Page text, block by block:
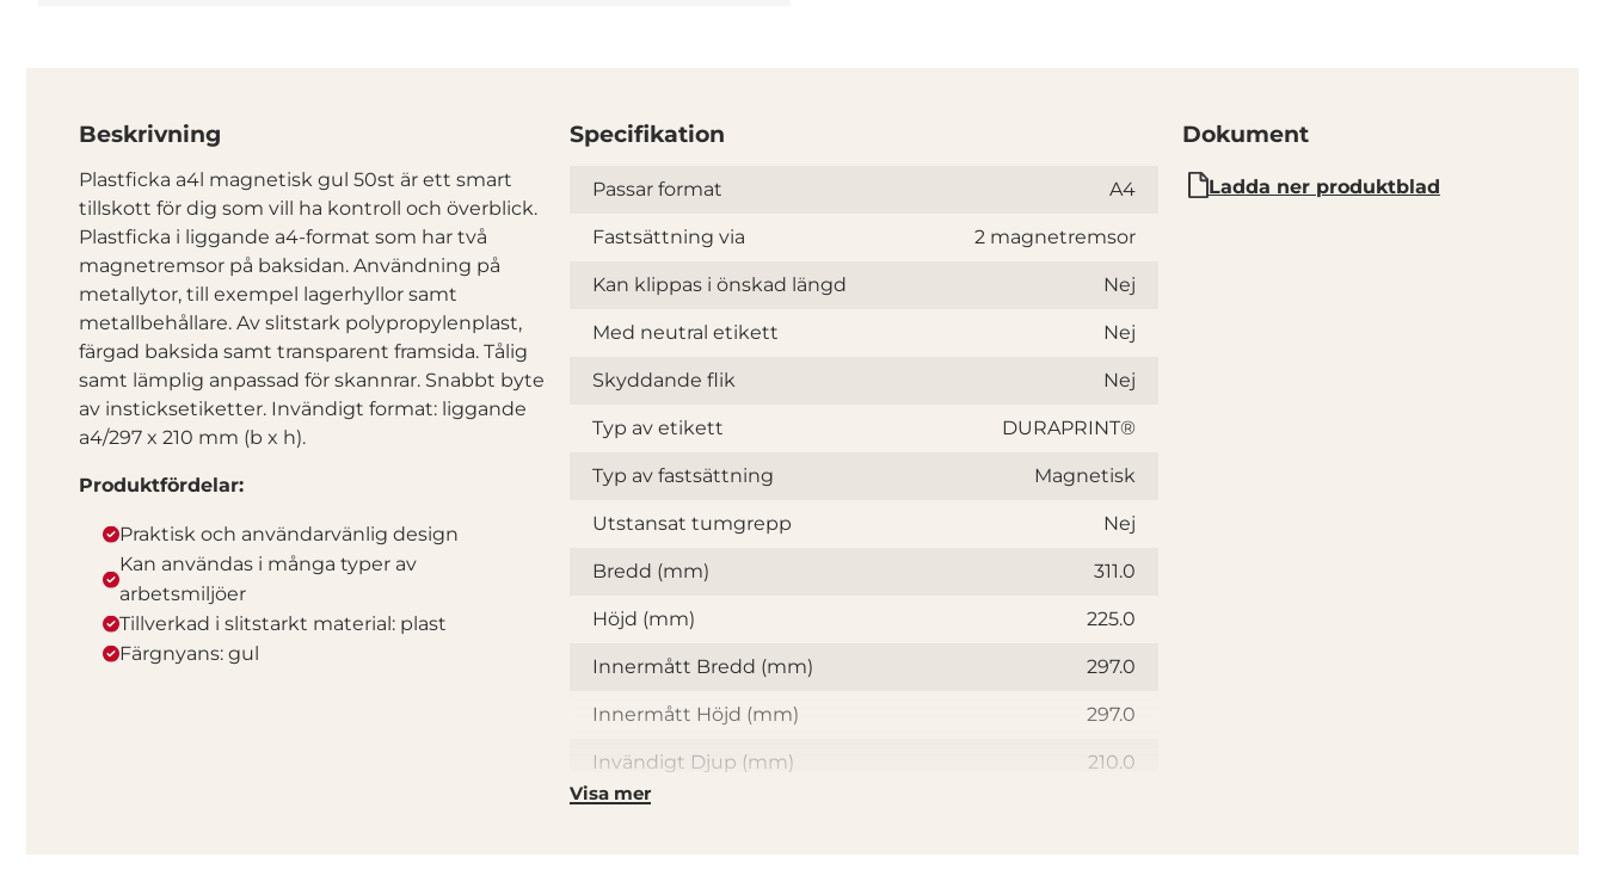
Beskrivning
Plastficka a4l magnetisk gul 50st är ett smart
tillskott för dig som vill ha kontroll och överblick.
Plastficka i liggande a4-format som har två
magnetremsor på baksidan. Användning på
metallytor, till exempel lagerhyllor samt
metallbehållare. Av slitstark polypropylenplast,
färgad baksida samt transparent framsida. Tålig
samt lämplig anpassad för skannrar. Snabbt byte
av insticksetiketter. Invändigt format: liggande
a4/297 x 210 mm (b x h).
Produktfördelar:
Praktisk och användarvänlig design
Kan användas i många typer av
arbetsmiljöer
Tillverkad i slitstarkt material: plast
Färgnyans: gul
Specifikation
Specifikation
Passar format A4
Fastsättning via 2 magnetremsor
Kan klippas i önskad längd Nej
Med neutral etikett Nej
Skyddande flik Nej
Typ av etikett DURAPRINT®
Typ av fastsättning Magnetisk
Utstansat tumgrepp Nej
Bredd (mm) 311.0
Höjd (mm) 225.0
Innermått Bredd (mm) 297.0
Innermått Höjd (mm) 297.0
Invändigt Djup (mm) 210.0
Färg
Visa mer
Dokument
Ladda ner produktblad